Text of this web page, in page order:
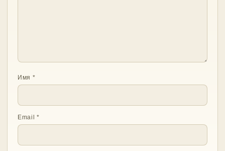
Имя *
Email*